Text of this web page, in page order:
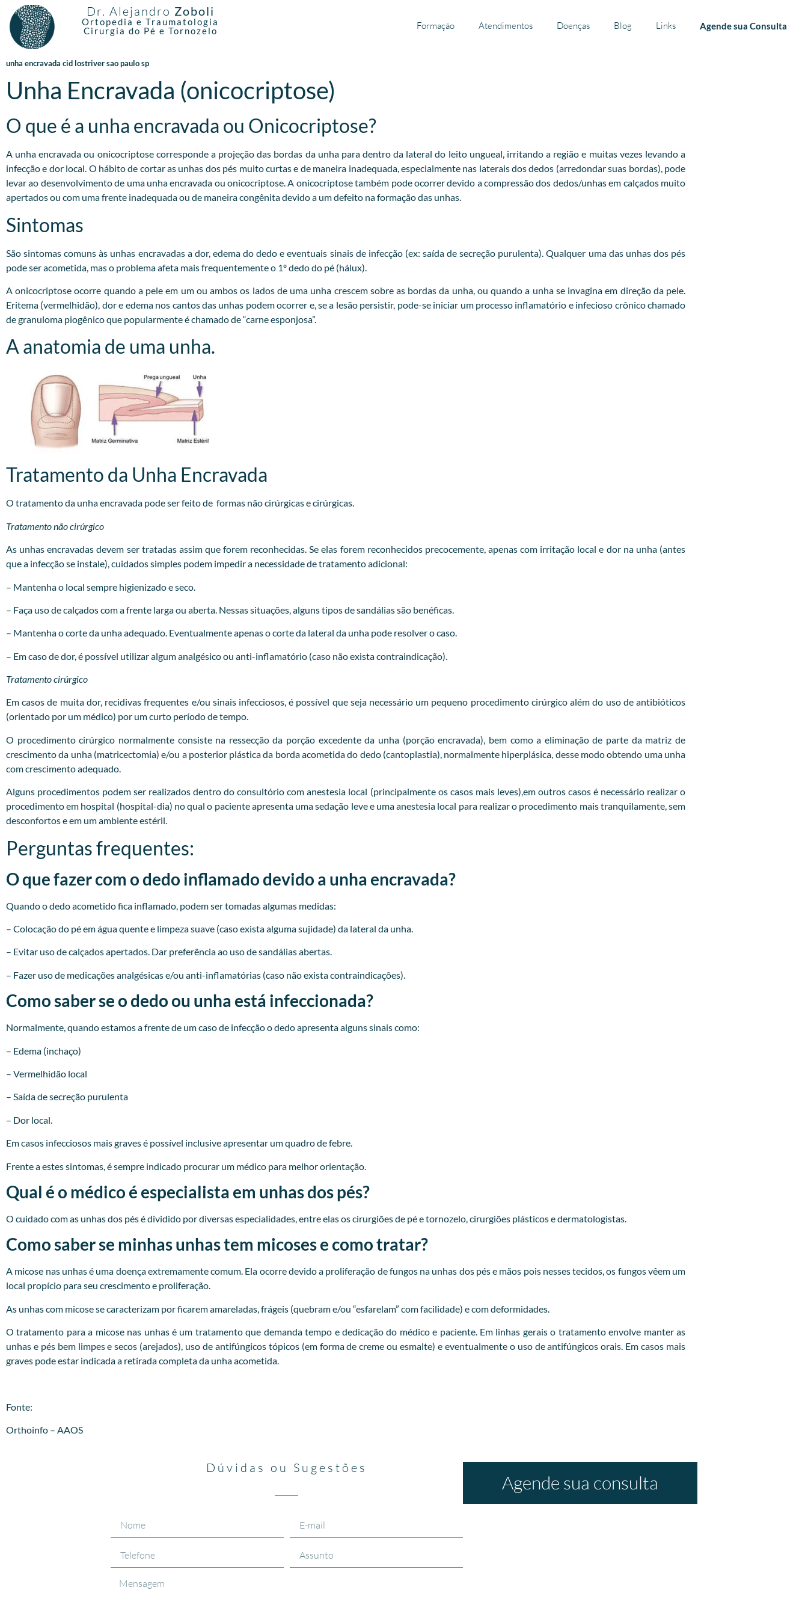
Dr. Alejandro Zoboli
Ortopedia e Traumatologia
Cirurgia do Pé e Tornozelo
Formação Atendimentos Doenças Blog Links Agende sua Consulta
unha encravada cid lostriver sao paulo sp
Unha Encravada (onicocriptose)
O que é a unha encravada ou Onicocriptose?
A unha encravada ou onicocriptose corresponde a projeção das bordas da unha para dentro da lateral do leito ungueal, irritando a região e muitas vezes levando a
infecção e dor local. O hábito de cortar as unhas dos pés muito curtas e de maneira inadequada, especialmente nas laterais dos dedos (arredondar suas bordas), pode
levar ao desenvolvimento de uma unha encravada ou onicocriptose. A onicocriptose também pode ocorrer devido a compressão dos dedos/unhas em calçados muito
apertados ou com uma frente inadequada ou de maneira congênita devido a um defeito na formação das unhas.
Sintomas
São sintomas comuns às unhas encravadas a dor, edema do dedo e eventuais sinais de infecção (ex: saída de secreção purulenta). Qualquer uma das unhas dos pés
pode ser acometida, mas o problema afeta mais frequentemente o 1º dedo do pé (hálux).
A onicocriptose ocorre quando a pele em um ou ambos os lados de uma unha crescem sobre as bordas da unha, ou quando a unha se invagina em direção da pele.
Eritema (vermelhidão), dor e edema nos cantos das unhas podem ocorrer e, se a lesão persistir, pode-se iniciar um processo inflamatório e infecioso crônico chamado
de granuloma piogênico que popularmente é chamado de “carne esponjosa”.
A anatomia de uma unha.
Tratamento da Unha Encravada
O tratamento da unha encravada pode ser feito de formas não cirúrgicas e cirúrgicas.
Tratamento não cirúrgico
As unhas encravadas devem ser tratadas assim que forem reconhecidas. Se elas forem reconhecidos precocemente, apenas com irritação local e dor na unha (antes
que a infecção se instale), cuidados simples podem impedir a necessidade de tratamento adicional:
– Mantenha o local sempre higienizado e seco.
– Faça uso de calçados com a frente larga ou aberta. Nessas situações, alguns tipos de sandálias são benéficas.
– Mantenha o corte da unha adequado. Eventualmente apenas o corte da lateral da unha pode resolver o caso.
– Em caso de dor, é possível utilizar algum analgésico ou anti-inflamatório (caso não exista contraindicação).
Tratamento cirúrgico
Em casos de muita dor, recidivas frequentes e/ou sinais infecciosos, é possível que seja necessário um pequeno procedimento cirúrgico além do uso de antibióticos
(orientado por um médico) por um curto período de tempo.
O procedimento cirúrgico normalmente consiste na ressecção da porção excedente da unha (porção encravada), bem como a eliminação de parte da matriz de
crescimento da unha (matricectomia) e/ou a posterior plástica da borda acometida do dedo (cantoplastia), normalmente hiperplásica, desse modo obtendo uma unha
com crescimento adequado.
Alguns procedimentos podem ser realizados dentro do consultório com anestesia local (principalmente os casos mais leves),em outros casos é necessário realizar o
procedimento em hospital (hospital-dia) no qual o paciente apresenta uma sedação leve e uma anestesia local para realizar o procedimento mais tranquilamente, sem
desconfortos e em um ambiente estéril.
Perguntas frequentes:
O que fazer com o dedo inflamado devido a unha encravada?
Quando o dedo acometido fica inflamado, podem ser tomadas algumas medidas:
– Colocação do pé em água quente e limpeza suave (caso exista alguma sujidade) da lateral da unha.
– Evitar uso de calçados apertados. Dar preferência ao uso de sandálias abertas.
– Fazer uso de medicações analgésicas e/ou anti-inflamatórias (caso não exista contraindicações).
Como saber se o dedo ou unha está infeccionada?
Normalmente, quando estamos a frente de um caso de infecção o dedo apresenta alguns sinais como:
– Edema (inchaço)
– Vermelhidão local
– Saída de secreção purulenta
– Dor local.
Em casos infecciosos mais graves é possível inclusive apresentar um quadro de febre.
Frente a estes sintomas, é sempre indicado procurar um médico para melhor orientação.
Qual é o médico é especialista em unhas dos pés?
O cuidado com as unhas dos pés é dividido por diversas especialidades, entre elas os cirurgiões de pé e tornozelo, cirurgiões plásticos e dermatologistas.
Como saber se minhas unhas tem micoses e como tratar?
A micose nas unhas é uma doença extremamente comum. Ela ocorre devido a proliferação de fungos na unhas dos pés e mãos pois nesses tecidos, os fungos vêem um
local propício para seu crescimento e proliferação.
As unhas com micose se caracterizam por ficarem amareladas, frágeis (quebram e/ou “esfarelam” com facilidade) e com deformidades.
O tratamento para a micose nas unhas é um tratamento que demanda tempo e dedicação do médico e paciente. Em linhas gerais o tratamento envolve manter as
unhas e pés bem limpes e secos (arejados), uso de antifúngicos tópicos (em forma de creme ou esmalte) e eventualmente o uso de antifúngicos orais. Em casos mais
graves pode estar indicada a retirada completa da unha acometida.
Fonte:
Orthoinfo – AAOS
Dúvidas ou Sugestões
Agende sua consulta